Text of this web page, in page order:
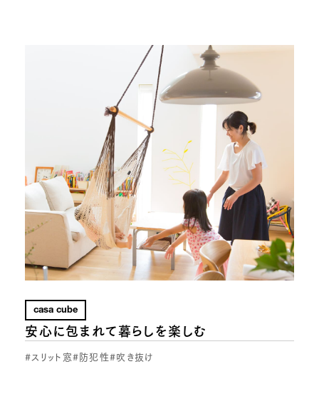
casa cube
安心に包まれて暮らしを楽しむ
#スリット窓#防犯性#吹き抜け